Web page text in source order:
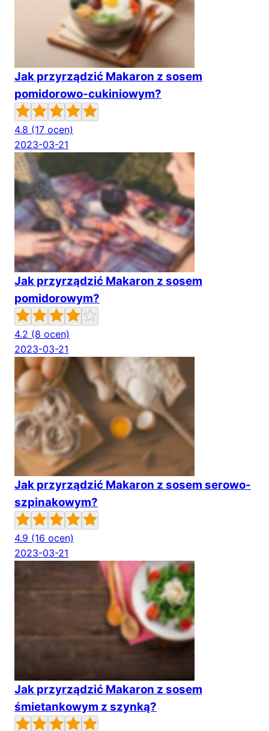
Jak przyrządzić Makaron z sosem
pomidorowo-cukiniowym?
4.8 (17 ocen)
2023-03-21
Jak przyrządzić Makaron z sosem
pomidorowym?
4.2 (8 ocen)
2023-03-21
Jak przyrządzić Makaron z sosem serowo-
szpinakowym?
4.9 (16 ocen)
2023-03-21
Jak przyrządzić Makaron z sosem
śmietankowym z szynką?